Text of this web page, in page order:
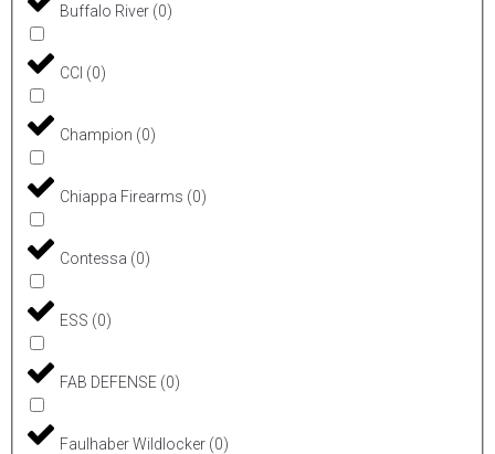
Buffalo River (0)
CCI (0)
Champion (0)
Chiappa Firearms (0)
Contessa (0)
ESS (0)
FAB DEFENSE (0)
Faulhaber Wildlocker (0)